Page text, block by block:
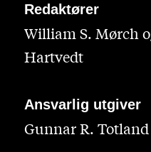
Redaktører
William S. Mørch
Hartvedt
Ansvarlig utgiver
Gunnar R. Totland